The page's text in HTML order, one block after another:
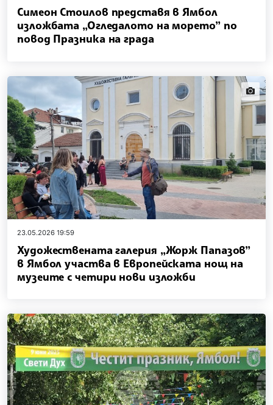
Симеон Стоилов представя в Ямбол
изложбата „Огледалото на морето” по
повод Празника на града
23.05.2026 19:59
Художествената галерия „Жорж Папазов”
в Ямбол участва в Европейската нощ на
музеите с четири нови изложби